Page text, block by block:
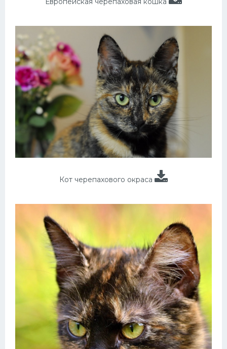
Кот черепахового окраса